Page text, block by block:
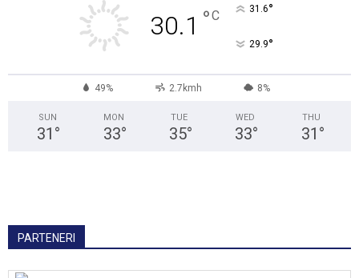
30.1 °C 31.6°
29.9°
49% 2.7kmh 8%
SUN
31 °
MON
33°
TUE
35°
WED
33°
THU
31 °
PARTENERI